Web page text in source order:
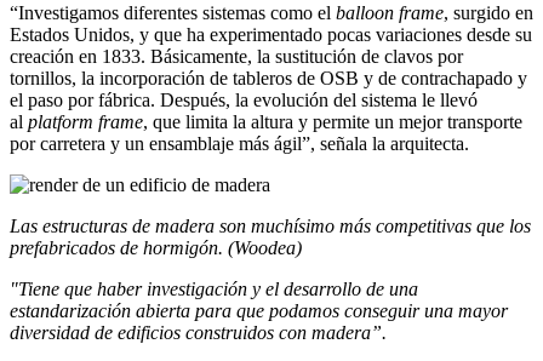
“Investigamos diferentes sistemas como el balloon frame, surgido en
Estados Unidos, y que ha experimentado pocas variaciones desde su
creación en 1833. Básicamente, la sustitución de clavos por
tornillos, la incorporación de tableros de OSB y de contrachapado y
el paso por fábrica. Después, la evolución del sistema le llevó
al platform frame, que limita la altura y permite un mejor transporte
por carretera y un ensamblaje más ágil”, señala la arquitecta.
Las estructuras de madera son muchísimo más competitivas que los
prefabricados de hormigón. (Woodea)
"Tiene que haber investigación y el desarrollo de una
estandarización abierta para que podamos conseguir una mayor
diversidad de edificios construidos con madera”.